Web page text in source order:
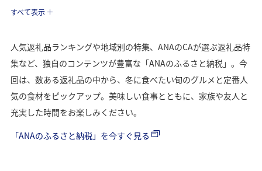
すべて表示
人気返礼品ランキングや地域別の特集、ANAのCAが選ぶ返礼品特
集など、独自のコンテンツが豊富な「ANAのふるさと納税」。今
回は、数ある返礼品の中から、冬に食べたい旬のグルメと定番人
気の食材をピックアップ。美味しい食事とともに、家族や友人と
充実した時間をお楽しみください。
「ANAのふるさと納税」を今すぐ見る